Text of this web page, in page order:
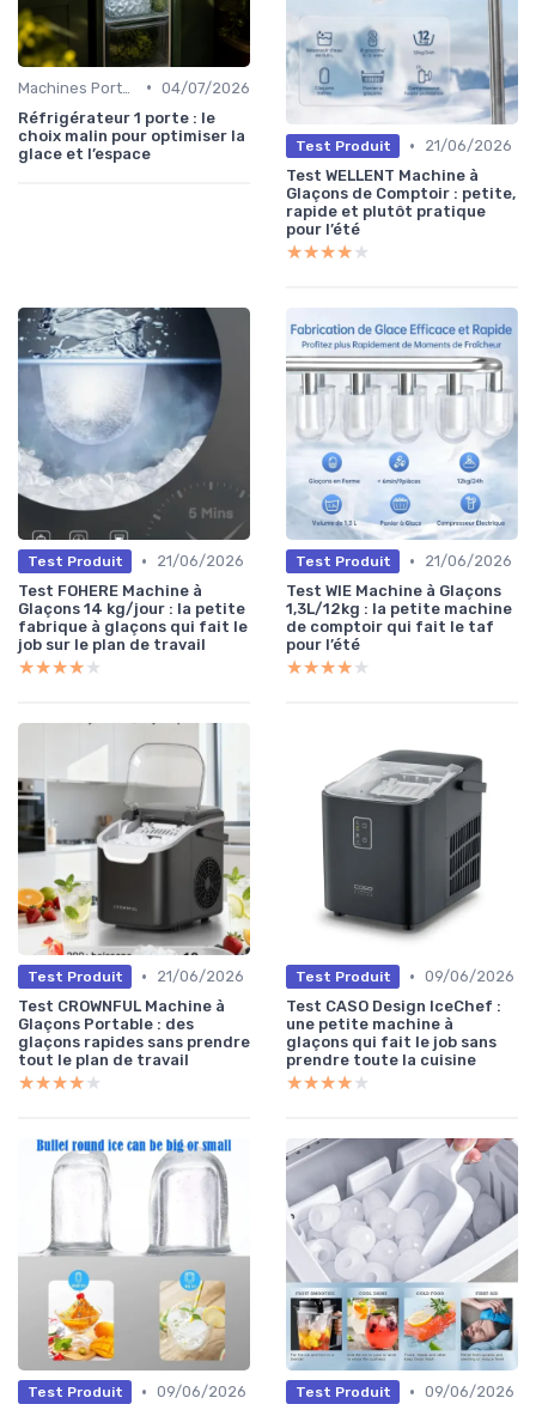
• 04/07/2026
Réfrigérateur 1 porte : le
choix malin pour optimiser la
glace et l’espace
Test Produit •
21/06/2026
Test WELLENT Machine à
Glaçons de Comptoir : petite,
rapide et plutôt pratique
pour l’été
★★★★★
★★★★★
Test Produit •
21/06/2026
Test FOHERE Machine à
Glaçons 14 kg/jour : la petite
fabrique à glaçons qui fait le
job sur le plan de travail
★★★★★
★★★★★
Test Produit •
21/06/2026
Test WIE Machine à Glaçons
1,3L/12kg : la petite machine
de comptoir qui fait le taf
pour l’été
★★★★★
★★★★★
Test Produit •
21/06/2026
Test CROWNFUL Machine à
Glaçons Portable : des
glaçons rapides sans prendre
tout le plan de travail
★★★★★
★★★★★
Test Produit • 09/06/2026
Test CASO Design IceChef :
une petite machine à
glaçons qui fait le job sans
prendre toute la cuisine
★★★★★
★★★★★
Test Produit • 09/06/2026
Test Produit • 09/06/2026